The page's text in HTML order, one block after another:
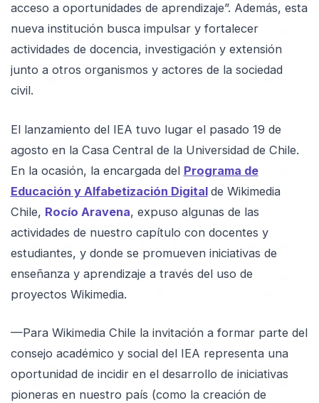
acceso a oportunidades de aprendizaje”. Además, esta
nueva institución busca impulsar y fortalecer
actividades de docencia, investigación y extensión
junto a otros organismos y actores de la sociedad
civil.
El lanzamiento del IEA tuvo lugar el pasado 19 de
agosto en la Casa Central de la Universidad de Chile.
En la ocasión, la encargada del Programa de
Educación y Alfabetización Digital de Wikimedia
Chile, Rocío Aravena, expuso algunas de las
actividades de nuestro capítulo con docentes y
estudiantes, y donde se promueven iniciativas de
enseñanza y aprendizaje a través del uso de
proyectos Wikimedia.
—Para Wikimedia Chile la invitación a formar parte del
consejo académico y social del IEA representa una
oportunidad de incidir en el desarrollo de iniciativas
pioneras en nuestro país (como la creación de